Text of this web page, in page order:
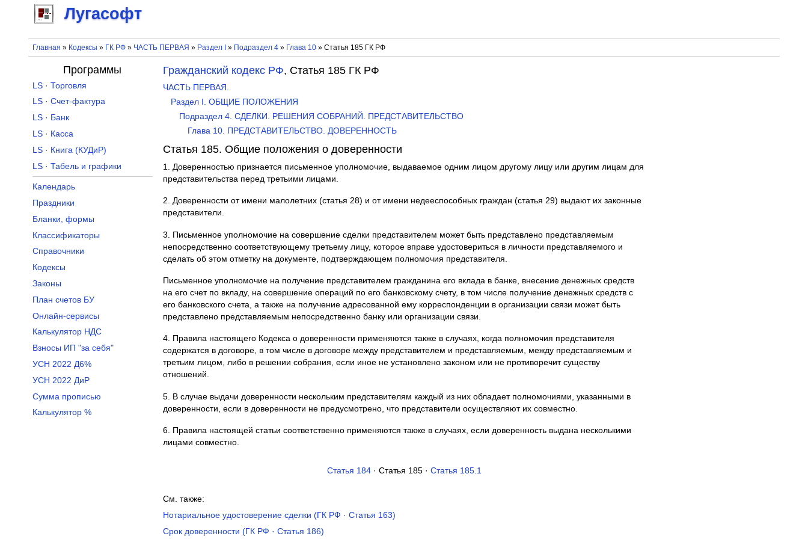
Лугасофт
Главная » Кодексы » ГК РФ» ЧАСТЬ ПЕРВАЯ » Раздел I » Подраздел 4» Глава 10» Статья 185 ГК РФ
Гражданский кодекс РФ, Статья 185 ГК РФ
ЧАСТЬ ПЕРВАЯ.
Раздел I. ОБЩИЕ ПОЛОЖЕНИЯ
Подраздел 4. СДЕЛКИ. РЕШЕНИЯ СОБРАНИЙ. ПРЕДСТАВИТЕЛЬСТВО
Глава 10. ПРЕДСТАВИТЕЛЬСТВО. ДОВЕРЕННОСТЬ
Статья 185. Общие положения о доверенности
1. Доверенностью признается письменное уполномочие, выдаваемое одним лицом другому лицу или другим лицам для
представительства перед третьими лицами.
2. Доверенности от имени малолетних (статья 28) и от имени недееспособных граждан (статья 29) выдают их законные
представители.
3. Письменное уполномочие на совершение сделки представителем может быть представлено представляемым
непосредственно соответствующему третьему лицу, которое вправе удостовериться в личности представляемого и
сделать об этом отметку на документе, подтверждающем полномочия представителя.
Письменное уполномочие на получение представителем гражданина его вклада в банке, внесение денежных средств
на его счет по вкладу, на совершение операций по его банковскому счету, в том числе получение денежных средств с
его банковского счета, а также на получение адресованной ему корреспонденции в организации связи может быть
представлено представляемым непосредственно банку или организации связи.
4. Правила настоящего Кодекса о доверенности применяются также в случаях, когда полномочия представителя
содержатся в договоре, в том числе в договоре между представителем и представляемым, между представляемым и
третьим лицом, либо в решении собрания, если иное не установлено законом или не противоречит существу
отношений.
5. В случае выдачи доверенности нескольким представителям каждый из них обладает полномочиями, указанными в
доверенности, если в доверенности не предусмотрено, что представители осуществляют их совместно.
6. Правила настоящей статьи соответственно применяются также в случаях, если доверенность выдана несколькими
лицами совместно.
Статья 184· Статья 185 · Статья 185.1
См. также:
Нотариальное удостоверение сделки (ГК РФ · Статья 163)
Срок доверенности (ГК РФ · Статья 186)
Программы
LS · Торговля
LS · Счет-фактура
LS · Банк
LS · Касса
LS · Книга (КУДиР)
LS · Табель и графики
Календарь
Праздники
Бланки, формы
Классификаторы
Справочники
Кодексы
Законы
План счетов БУ
Онлайн-сервисы
Калькулятор НДС
Взносы ИП "за себя"
УСН 2022 Д6%
УСН 2022 ДиР
Сумма прописью
Калькулятор %